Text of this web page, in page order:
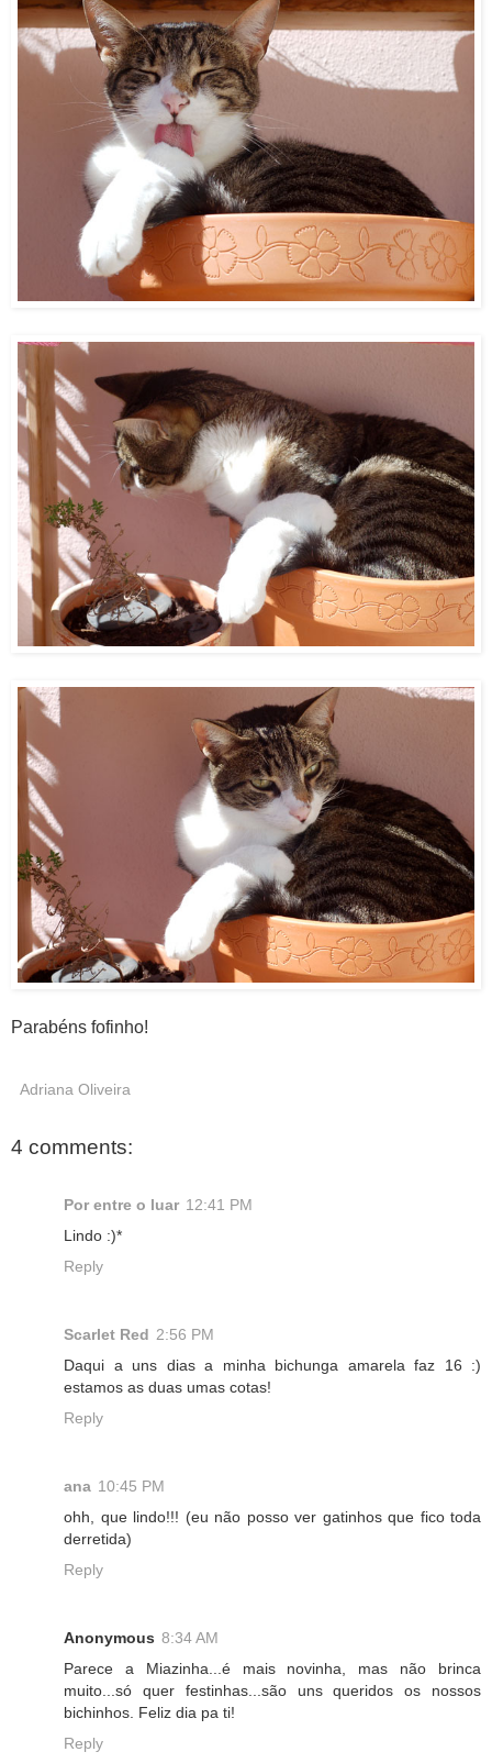
Parabéns fofinho!
Adriana Oliveira
4 comments:
Por entre o luar 12:41 PM
Lindo :)*
Reply
Scarlet Red 2:56 PM
Daqui a uns dias a minha bichunga amarela faz 16 :)
estamos as duas umas cotas!
Reply
ana 10:45 PM
ohh, que lindo!!! (eu não posso ver gatinhos que fico toda
derretida)
Reply
Anonymous 8:34 AM
Parece a Miazinha...é mais novinha, mas não brinca
muito...só quer festinhas...são uns queridos os nossos
bichinhos. Feliz dia pa ti!
Reply